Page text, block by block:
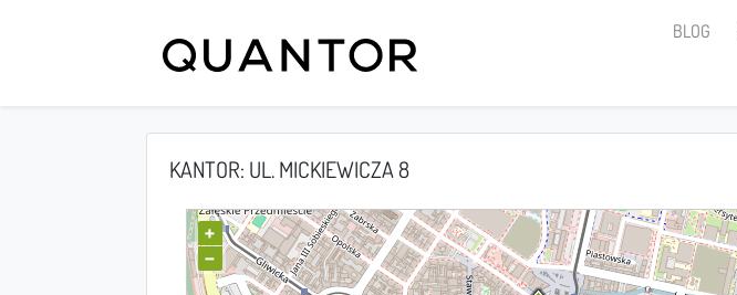
BLOG
KANTOR: UL. MICKIEWICZA 8
+
−